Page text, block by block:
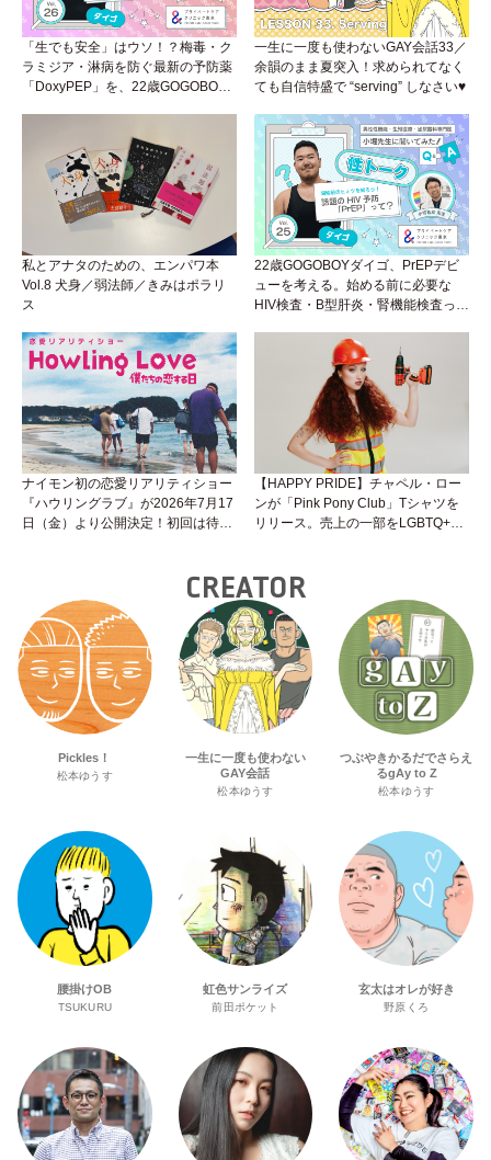
「生でも安全」はウソ！？梅毒・ク
ラミジア・淋病を防ぐ最新の予防薬
「DoxyPEP」を、22歳GOGOBOY
（Vol.26）
一生に一度も使わないGAY会話33／
余韻のまま夏突入！求められてなく
ても自信特盛で “serving” しなさい♥
私とアナタのための、エンパワ本
Vol.8 犬身／弱法師／きみはポラリ
ス
22歳GOGOBOYダイゴ、PrEPデビ
ューを考える。始める前に必要な
HIV検査・B型肝炎・腎機能検査っ
性トーク～聞きにくいことは小堀先
生に聞けばイイ！（Vol.25）
ナイモン初の恋愛リアリティショー
『ハウリングラブ』が2026年7月17
日（金）より公開決定！初回は待望
【HAPPY PRIDE】チャペル・ロー
ンが「Pink Pony Club」Tシャツを
リリース。売上の一部をLGBTQ+＆
CREATOR
Pickles！
松本ゆうす
一生に一度も使わない
GAY会話
松本ゆうす
つぶやきかるだでさらえ
るgAy to Z
松本ゆうす
腰掛けOB
TSUKURU
虹色サンライズ
前田ポケット
玄太はオレが好き
野原くろ